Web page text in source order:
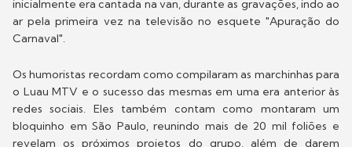
inicialmente era cantada na van, durante as gravações, indo ao
ar pela primeira vez na televisão no esquete "Apuração do
Carnaval".
Os humoristas recordam como compilaram as marchinhas para
o Luau MTV e o sucesso das mesmas em uma era anterior às
redes sociais. Eles também contam como montaram um
bloquinho em São Paulo, reunindo mais de 20 mil foliões e
revelam os próximos projetos do grupo, além de darem